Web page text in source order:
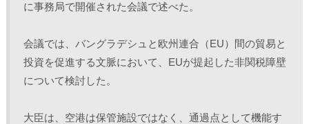
ま
す
に事務局で開催された会議で述べた。
会議では、バングラデシュと欧州連合（EU）間の貿易と
投資を促進する文脈において、EUが提起した非関税障壁
について検討した。
大臣は、空港は保管施設ではなく、通過点として機能す